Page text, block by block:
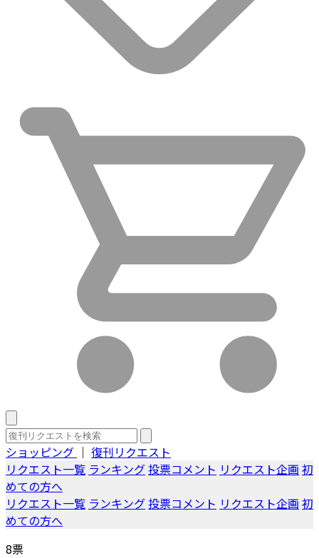
ショッピング ｜ 復刊リクエスト
リクエスト一覧 ランキング投票コメント リクエスト企画 初
めての方へ
リクエスト一覧 ランキング投票コメント リクエスト企画 初
めての方へ
8票